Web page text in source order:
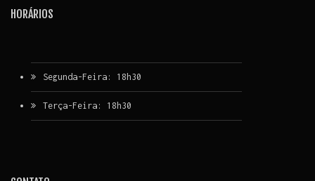
HORÁRIOS
Segunda-Feira: 18h30
Terça-Feira: 18h30